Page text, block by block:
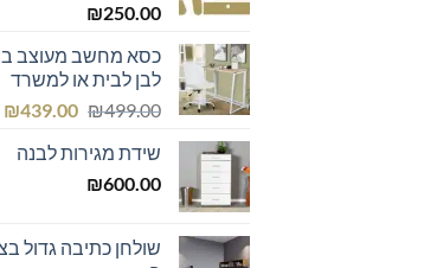
₪250.00
כסא מחשב מעוצב
לבן לבית או למשרד
₪499.00
המחיר
היה:
₪439.00
שידת מגירות לבנה
₪600.00
שולחן כתיבה גדול